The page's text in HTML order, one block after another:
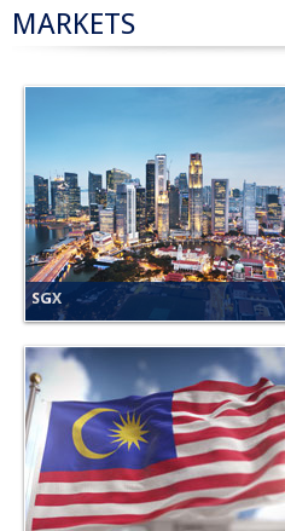
MARKETS
SGX
consectetur adipisicing elit, sed do
eiusmod tempor incididunt ut labore et
dolore magna aliqua. Ut enim ad
minim venia laboris nisi ut aliquip ex ea
commodo consequat.